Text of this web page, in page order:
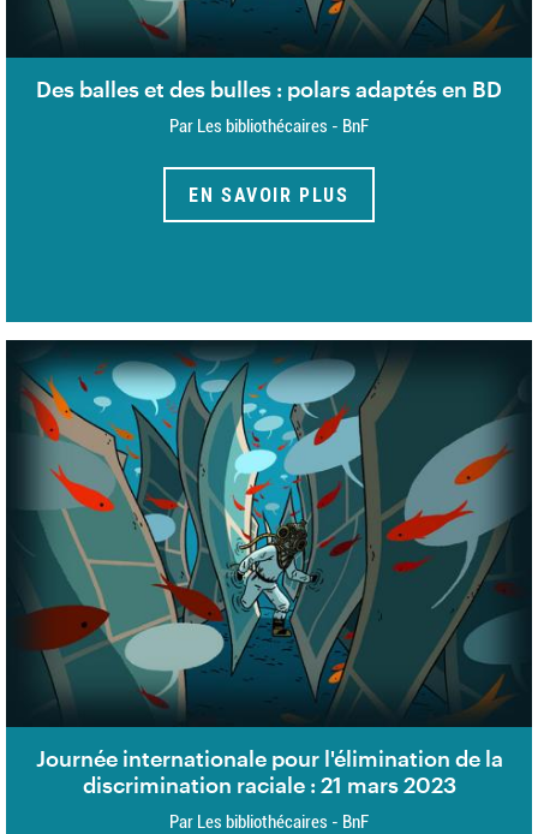
Des balles et des bulles : polars adaptés en BD
Par Les bibliothécaires - BnF
EN SAVOIR PLUS
Journée internationale pour l'élimination de la
discrimination raciale : 21 mars 2023
Par Les bibliothécaires - BnF